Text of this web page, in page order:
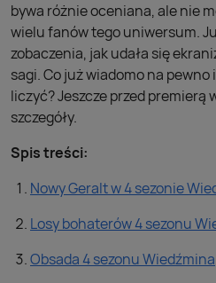
bywa różnie oceniana, ale nie
wielu fanów tego uniwersum.
zobaczenia, jak udała się
sagi. Co już wiadomo na pewno
liczyć? Jeszcze przed premierą
szczegóły.
Spis treści:
Nowy Geralt w 4 sezonie
Losy bohaterów 4 sezonu
Obsada 4 sezonu Wiedźmina